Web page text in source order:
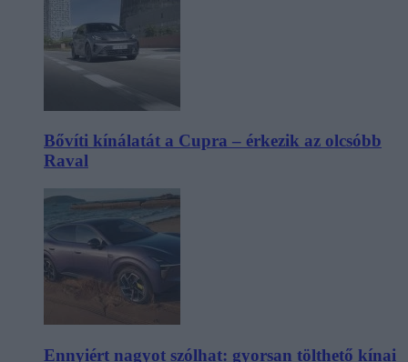
Bővíti kínálatát a Cupra – érkezik az olcsóbb
Raval
Ennyiért nagyot szólhat: gyorsan tölthető kínai